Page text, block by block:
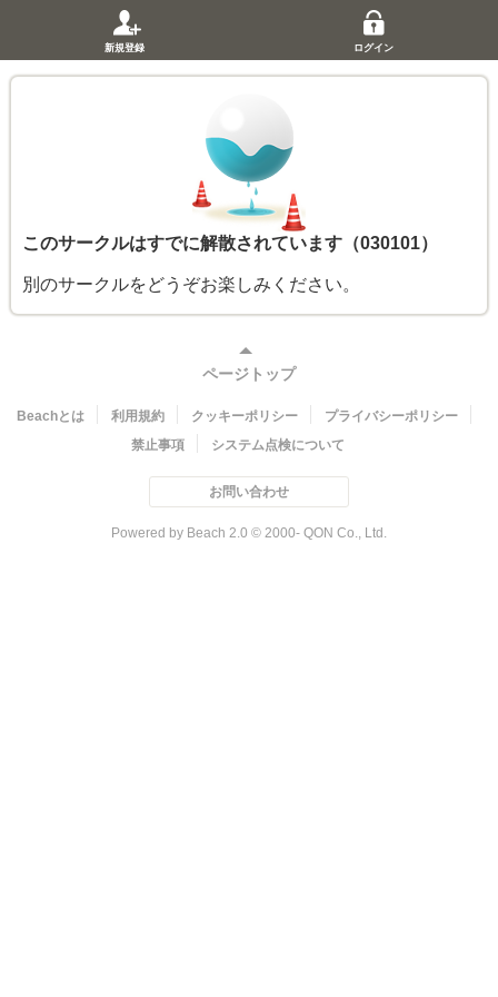
新規登録 ログイン
このサークルはすでに解散されています（030101）
別のサークルをどうぞお楽しみください。
ページトップ
Beachとは 利用規約 クッキーポリシー
プライバシーポリシー
禁止事項
システム点検について
お問い合わせ
Powered by Beach 2.0 © 2000- QON Co., Ltd.